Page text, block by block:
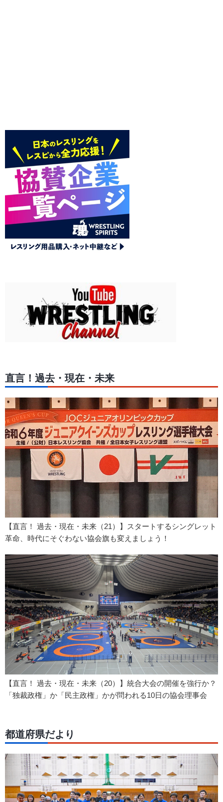
直言！過去・現在・未来
【直言！ 過去・現在・未来（21）】スタートするシングレット
革命、時代にそぐわない協会旗も変えましょう！
【直言！ 過去・現在・未来（20）】統合大会の開催を強行か？
「独裁政権」か「民主政権」かが問われる10日の協会理事会
都道府県だより